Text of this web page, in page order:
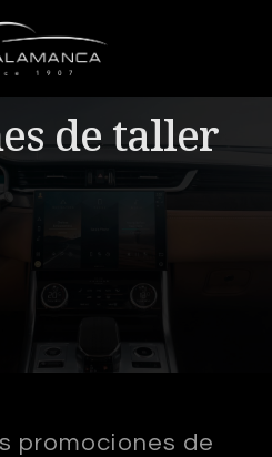
de taller
promociones de